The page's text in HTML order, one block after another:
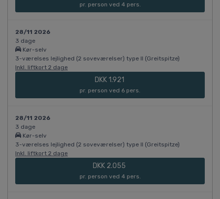
pr. person ved 4 pers.
28/11 2026
3 dage
Kør-selv
3-værelses lejlighed (2 soveværelser) type II (Greitspitze)
Inkl. liftkort 2 dage
DKK 1.921
pr. person ved 6 pers.
28/11 2026
3 dage
Kør-selv
3-værelses lejlighed (2 soveværelser) type II (Greitspitze)
Inkl. liftkort 2 dage
DKK 2.055
pr. person ved 4 pers.